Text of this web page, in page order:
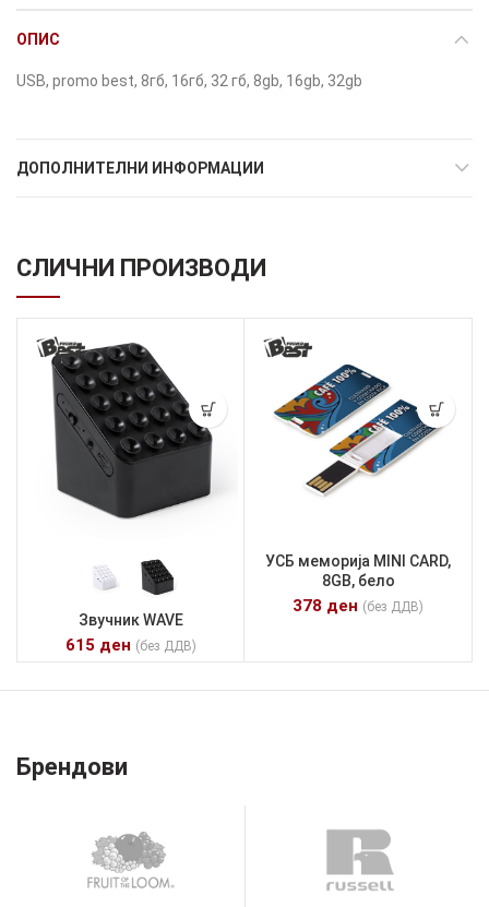
ОПИС
USB, promo best, 8гб, 16гб, 32 гб, 8gb, 16gb, 32gb
ДОПОЛНИТЕЛНИ ИНФОРМАЦИИ
СЛИЧНИ ПРОИЗВОДИ
Звучник WAVE
615 ден (без ДДВ)
УСБ меморија MINI CARD,
8GB, бело
378 ден (без ДДВ)
Брендови